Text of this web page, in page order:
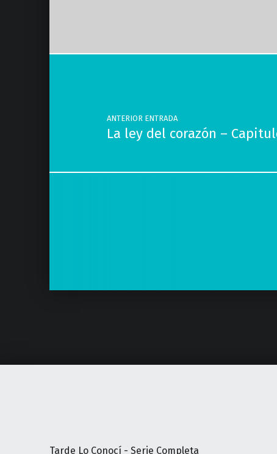
Navegación de entradas
ANTERIOR ENTRADA
La ley del corazón –
Tarde Lo Conocí - Serie Completa